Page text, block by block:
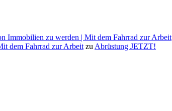
Immobilien zu werden | Mit dem Fahrrad zur Arbeit
dem Fahrrad zur Arbeit zu Abrüstung JETZT!